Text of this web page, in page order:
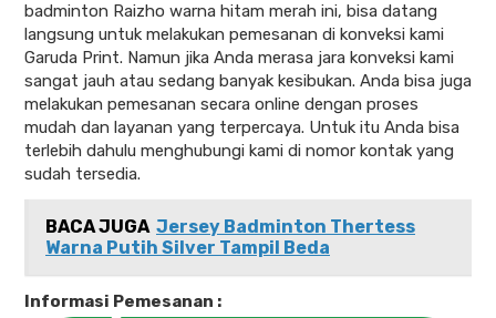
badminton Raizho warna hitam merah ini, bisa datang
langsung untuk melakukan pemesanan di konveksi kami
Garuda Print. Namun jika Anda merasa jara konveksi kami
sangat jauh atau sedang banyak kesibukan. Anda bisa juga
melakukan pemesanan secara online dengan proses
mudah dan layanan yang terpercaya. Untuk itu Anda bisa
terlebih dahulu menghubungi kami di nomor kontak yang
sudah tersedia.
BACA JUGA Jersey Badminton Thertess
Warna Putih Silver Tampil Beda
Informasi Pemesanan :